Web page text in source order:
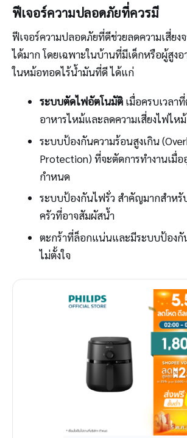
ฟีเจอร์ความปลอดภัยที่ควรมี
ฟีเจอร์ความปลอดภัยที่ดีช่วยลดความเสี่ยง
ได้มาก โดยเฉพาะในบ้านที่มีเด็กหรือผู้สูงอ
ในหม้อทอดไร้น้ำมันที่ดี ได้แก่
ระบบตัดไฟอัตโนมัติเมื่อครบเวลา
อาหารไหม้และลดความเสี่ยงไฟไหม้
ระบบป้องกันความร้อนสูงเกิน
Protection) ที่จะตัดการทำงานเมื่
กำหนด
ระบบป้องกันไฟรั่ว สำคัญมากสำหรั
ครัวที่อาจสัมผัสน้ำ
ตะกร้าที่ล็อกแน่นและมีระบบป้องกั
ไม่ตั้งใจ